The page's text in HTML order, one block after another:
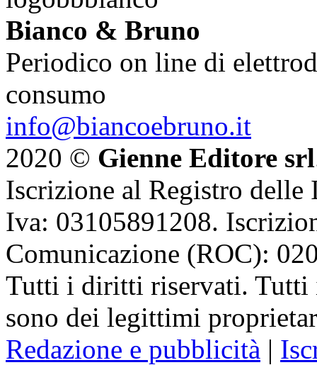
Bianco & Bruno
Periodico on line di
consumo
info@biancoebruno.it
2020 © Gienne Editore srl
Iscrizione al Registro delle
Iva: 03105891208.
Comunicazione (ROC):
Tutti i diritti riservati. Tutti
sono dei legittimi
Redazione e pubblicità |